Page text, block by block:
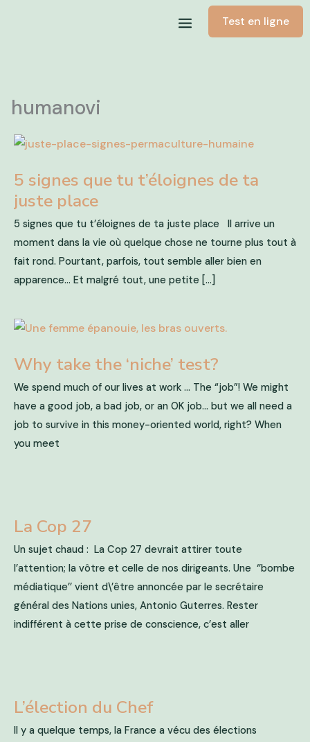
Test en ligne
humanovi
5 signes que tu t’éloignes de ta
juste place
5 signes que tu t’éloignes de ta juste place Il arrive un
moment dans la vie où quelque chose ne tourne plus tout à
fait rond. Pourtant, parfois, tout semble aller bien en
apparence… Et malgré tout, une petite […]
Why take the ‘niche’ test?
We spend much of our lives at work … The “job”! We might
have a good job, a bad job, or an OK job… but we all need a
job to survive in this money-oriented world, right? When
you meet
La Cop 27
Un sujet chaud : La Cop 27 devrait attirer toute
l’attention; la vôtre et celle de nos dirigeants. Une ‘’bombe
médiatique’’ vient d\’être annoncée par le secrétaire
général des Nations unies, Antonio Guterres. Rester
indifférent à cette prise de conscience, c’est aller
L’élection du Chef
Il y a quelque temps, la France a vécu des élections